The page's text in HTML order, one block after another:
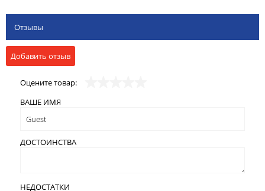
Отзывы
Добавить отзыв
Оцените товар:
ВАШЕ ИМЯ
ДОСТОИНСТВА
НЕДОСТАТКИ